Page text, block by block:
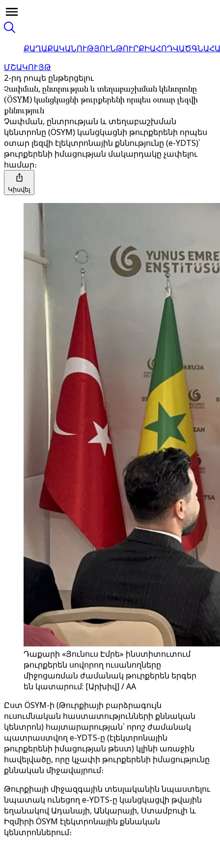
ՔԱՂԱՔԱԿԱՆՈՒԹՅՈՒՆԹՈՒՐՔԻԱՀՈԴՎԱԾ
ՄՇԱԿՈՒՅԹ
2-րդ րոպե ընթերցելու
Չափման, ընտրության և տեղաբաշխման կենտրոնը
(ÖSYM) կանցկացնի թուրքերենի որպես օտար լեզվի
քննություն
Չափման, ընտրության և տեղաբաշխման
կենտրոնը (ÖSYM) կանցկացնի թուրքերենի որպես
օտար լեզվի էլեկտրոնային քննությունը (e-YDTS)՝
թուրքերենի իմացության մակարդակը չափելու
համար։
Կիսվել
Դաքարի «Յունուս Էմրե» ինստիտուտում
թուրքերեն սովորող ուսանողները
միջոցառման ժամանակ թուրքերեն երգեր
են կատարում: [Արխիվ] / AA
Ըստ ÖSYM-ի (Թուրքիայի բարձրագույն
ուսումնական հաստատությունների քննական
կենտրոն) հայտարարության՝ որոշ ժամանակ
պատրաստվող e-YDTS-ը (էլեկտրոնային
թուրքերենի իմացության թեստ) կլինի առաջին
հավելվածը, որը կչափի թուրքերենի իմացությունը
քննական միջավայրում։
Թուրքիայի միջազգային տեսլականին նպաստելու
նպատակ ունեցող e-YDTS-ը կանցկացվի թվային
եղանակով Ադանայի, Անկարայի, Ստամբուլի և
Իզմիրի ÖSYM էլեկտրոնային քննական
կենտրոններում։